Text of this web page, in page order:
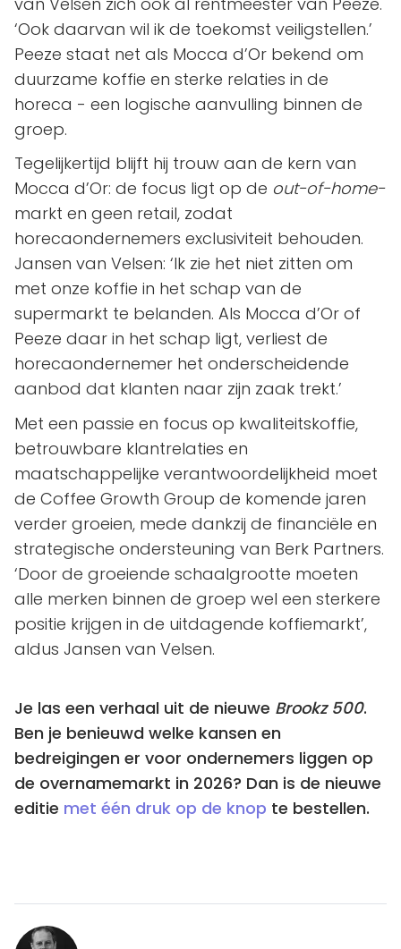
‘Ook daarvan wil ik de toekomst veiligstellen.’
Peeze staat net als Mocca d’Or bekend om
duurzame koffie en sterke relaties in de
horeca - een logische aanvulling binnen de
groep.
Tegelijkertijd blijft hij trouw aan de kern van
Mocca d’Or: de focus ligt op de out-of-home-
markt en geen retail, zodat
horecaondernemers exclusiviteit behouden.
Jansen van Velsen: ‘Ik zie het niet zitten om
met onze koffie in het schap van de
supermarkt te belanden. Als Mocca d’Or of
Peeze daar in het schap ligt, verliest de
horecaondernemer het onderscheidende
aanbod dat klanten naar zijn zaak trekt.’
Met een passie en focus op kwaliteitskoffie,
betrouwbare klantrelaties en
maatschappelijke verantwoordelijkheid moet
de Coffee Growth Group de komende jaren
verder groeien, mede dankzij de financiële en
strategische ondersteuning van Berk Partners.
‘Door de groeiende schaalgrootte moeten
alle merken binnen de groep wel een sterkere
positie krijgen in de uitdagende koffiemarkt’,
aldus Jansen van Velsen.
Je las een verhaal uit de nieuwe Brookz 500.
Ben je benieuwd welke kansen en
bedreigingen er voor ondernemers liggen op
de overnamemarkt in 2026? Dan is de nieuwe
editie met één druk op de knop te bestellen.